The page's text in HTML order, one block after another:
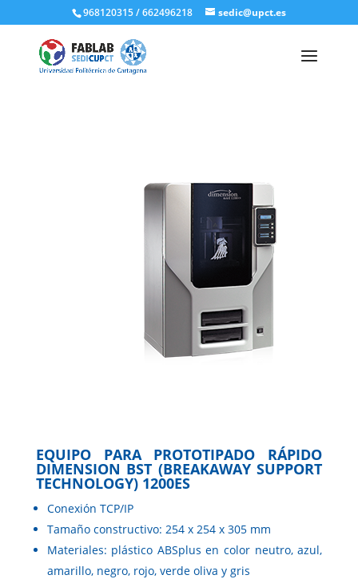
968120315 / 662496218 sedic@upct.es
EQUIPO PARA PROTOTIPADO RÁPIDO
DIMENSION BST (BREAKAWAY SUPPORT
TECHNOLOGY) 1200ES
Conexión TCP/IP
Tamaño constructivo: 254 x 254 x 305 mm
Materiales: plástico ABSplus en color neutro, azul,
amarillo, negro, rojo, verde oliva y gris